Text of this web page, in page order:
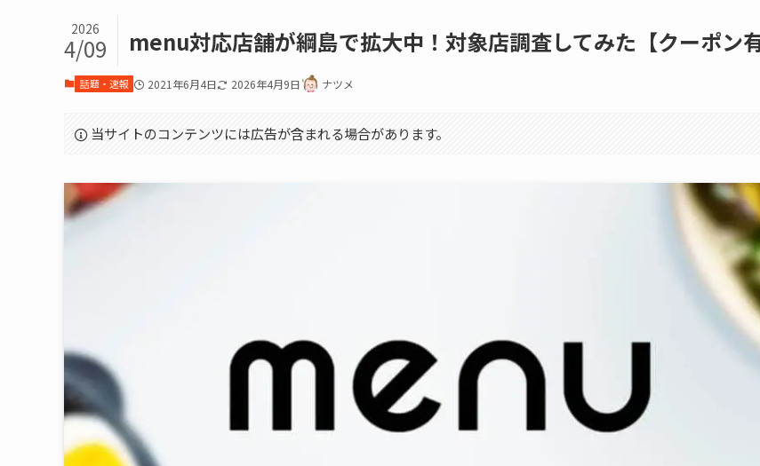
menu対応店舗が綱島で拡大中！対象店調査してみた【クーポン有
2026
4/09
話題・速報 2021年6月4日 2026年4月9日 ナツメ
当サイトのコンテンツには広告が含まれる場合があります。